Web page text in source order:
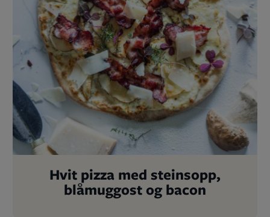
Hvit pizza med steinsopp,
blåmuggost og bacon